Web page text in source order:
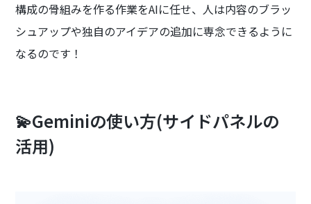
構成の骨組みを作る作業をAIに任せ、人は内容のブラッ
シュアップや独自のアイデアの追加に専念できるように
なるのです！
💫Geminiの使い方(サイドパネルの
活用)